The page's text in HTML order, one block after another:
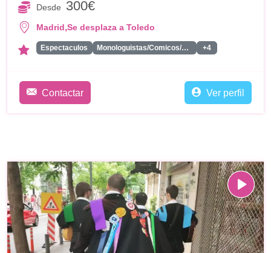
Desde 300€
Madrid,Se desplaza a Toledo
Espectaculos Monologuistas/Comicos/Humoristas +4
Contactar Ver perfil